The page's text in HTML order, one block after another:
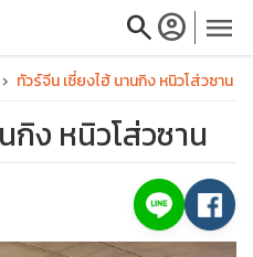
searchaccount_circle menu
close
ทัวร์จีน เซี่ยงไฮ้ นานกิง หนิวโส่วซาน
กิง หนิวโส่วซาน